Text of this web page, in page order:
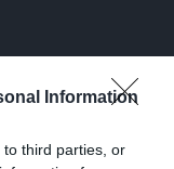
Information
third parties, or